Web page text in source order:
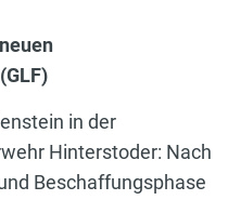
in der
Hinterstoder: Nach
Beschaffungsphase